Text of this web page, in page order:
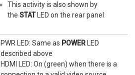
This activity is also shown by
the STATLED on the rear panel
PWR LED: Same as POWER LED
described above
HDMI LED: On (green) when there is a